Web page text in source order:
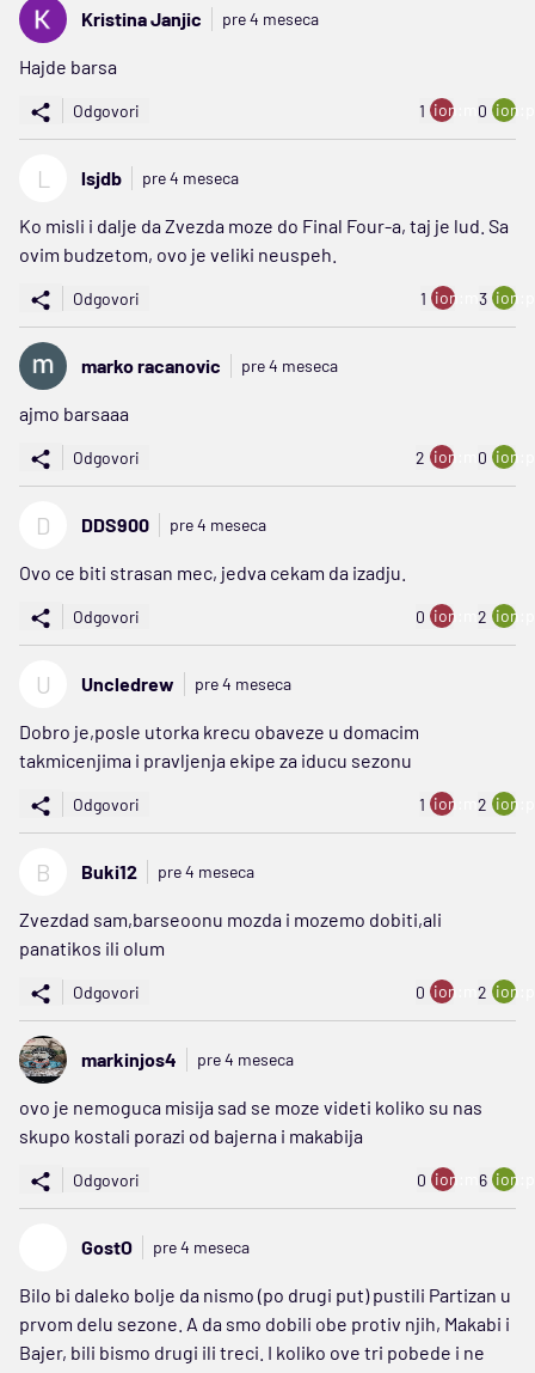
Kristina Janjic pre 4 meseca
Hajde barsa
Odgovori 1 ion:minus
0
L lsjdb pre 4 meseca
Ko misli i dalje da Zvezda moze do Final Four-a, taj je lud. Sa
ovim budzetom, ovo je veliki neuspeh.
Odgovori 1 ion:minus
3
marko racanovic pre 4 meseca
ajmo barsaaa
Odgovori 2 ion:minus
0
D DDS900 pre 4 meseca
Ovo ce biti strasan mec, jedva cekam da izadju.
Odgovori 0 ion:minus
2
U Uncledrew pre 4 meseca
Dobro je,posle utorka krecu obaveze u domacim
takmicenjima i pravljenja ekipe za iducu sezonu
Odgovori 1 ion:minus
2
B Buki12 pre 4 meseca
Zvezdad sam,barseoonu mozda i mozemo dobiti,ali
panatikos ili olum
Odgovori 0 ion:minus
2
markinjos4 pre 4 meseca
ovo je nemoguca misija sad se moze videti koliko su nas
skupo kostali porazi od bajerna i makabija
Odgovori 0 ion:minus
6
GostO pre 4 meseca
Bilo bi daleko bolje da nismo (po drugi put) pustili Partizan u
prvom delu sezone. A da smo dobili obe protiv njih, Makabi i
Bajer, bili bismo drugi ili treci. I koliko ove tri pobede i ne